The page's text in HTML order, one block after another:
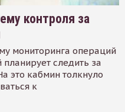
контроля за
мониторинга операций
следить за
это кабмин толкнуло
к